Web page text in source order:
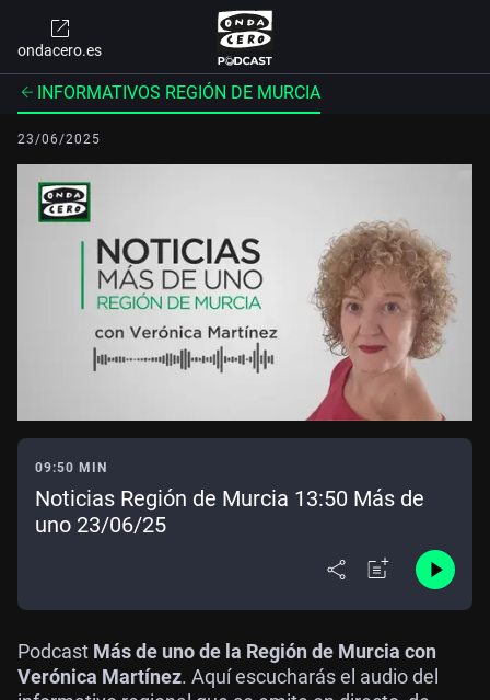
ondacero.es
INFORMATIVOS REGIÓN DE MURCIA
23/06/2025
09:50 MIN
Noticias Región de Murcia 13:50 Más de
uno 23/06/25
Podcast Más de uno de la Región de Murcia con
Verónica Martínez. Aquí escucharás el audio del